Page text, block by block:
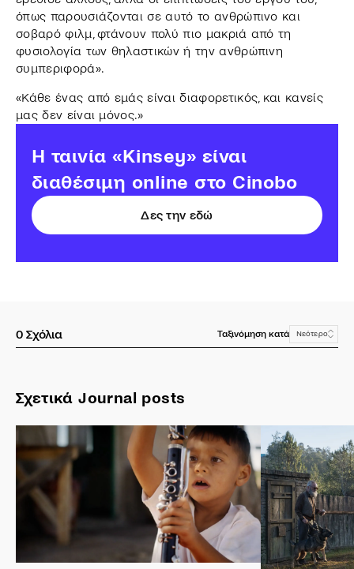
όπως παρουσιάζονται σε αυτό το ανθρώπινο και
σοβαρό φιλμ, φτάνουν πολύ πιο μακριά από τη
φυσιολογία των θηλαστικών ή την ανθρώπινη
συμπεριφορά».
«Κάθε ένας από εμάς είναι διαφορετικός, και κανείς
μας δεν είναι μόνος.»
Η ταινία «Kinsey» είναι
διαθέσιμη online στο Cinobo
Δες την εδώ
0 Σχόλια Ταξινόμηση κατά Νεότερο
Σχετικά Journal posts